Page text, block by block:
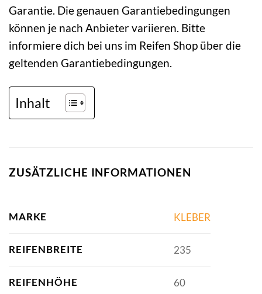
Garantie. Die genauen Garantiebedingungen
können je nach Anbieter variieren. Bitte
informiere dich bei uns im Reifen Shop über die
geltenden Garantiebedingungen.
Inhalt
ZUSÄTZLICHE INFORMATIONEN
MARKE KLEBER
REIFENBREITE 235
REIFENHÖHE 60